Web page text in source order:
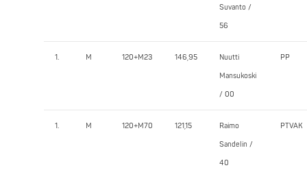
Suvanto /
56
1. M 120+M23 146,95 Nuutti
Mansukoski
/ 00
PP
1. M 120+M70 121,15 Raimo
Sandelin /
40
PTVAK